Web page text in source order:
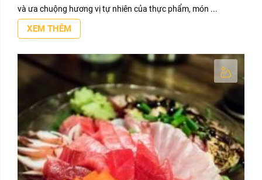
và ưa chuộng hương vị tự nhiên của thực phẩm, món ...
XEM THÊM